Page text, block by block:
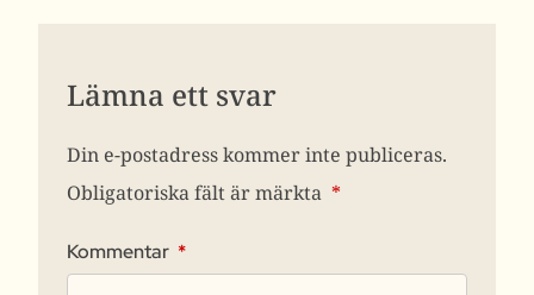
Lämna ett svar
Din e-postadress kommer inte publiceras.
Obligatoriska fält är märkta *
Kommentar *